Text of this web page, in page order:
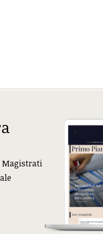
Magistrati